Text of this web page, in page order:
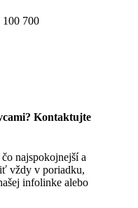
700
Kontaktujte
najspokojnejší a
vždy v poriadku,
infolinke alebo